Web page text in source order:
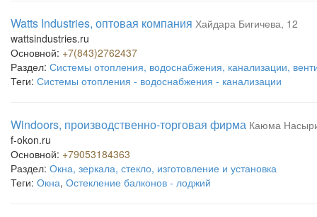
Watts Industries, оптовая компания Хайдара Бигичева, 12
wattsindustries.ru
Основной: +7(843)2762437
Раздел: Системы отопления, водоснабжения, канализации,
Теги: Системы отопления - водоснабжения - канализации
Windoors, производственно-торговая фирма Каюма
f-okon.ru
Основной: +79053184363
Раздел: Окна, зеркала, стекло, изготовление и установка
Теги: Окна, Остекление балконов - лоджий